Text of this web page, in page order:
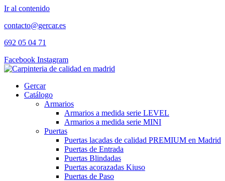
Ir al contenido
contacto@gercar.es
692 05 04 71
Facebook Instagram
Gercar
Catálogo
Armarios
Armarios a medida serie LEVEL
Armarios a medida serie MINI
Puertas
Puertas lacadas de calidad PREMIUM en Madrid
Puertas de Entrada
Puertas Blindadas
Puertas acorazadas Kiuso
Puertas de Paso